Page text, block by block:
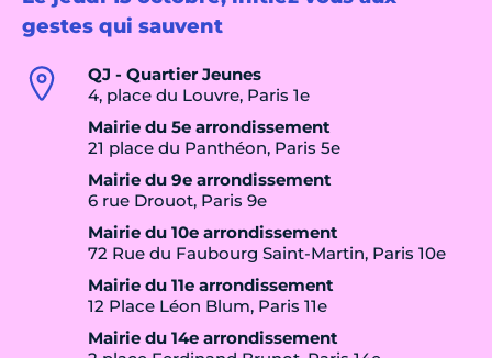
gestes qui sauvent
QJ - Quartier Jeunes
4, place du Louvre, Paris 1e
Mairie du 5e arrondissement
21 place du Panthéon, Paris 5e
Mairie du 9e arrondissement
6 rue Drouot, Paris 9e
Mairie du 10e arrondissement
72 Rue du Faubourg Saint-Martin, Paris 10e
Mairie du 11e arrondissement
12 Place Léon Blum, Paris 11e
Mairie du 14e arrondissement